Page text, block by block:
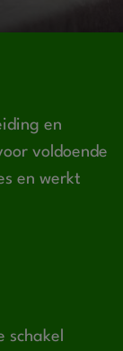
en
voldoende
en werkt